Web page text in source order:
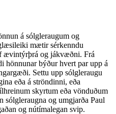
á sólgleraugum og
mætir sérkenndu
ævintýrþrá og jákvæðni. Frá
hönnunar býður hvert par upp á
Settu upp sólgleraugu
eða á ströndinni, eða
skyrtum eða vönduðum
og umgjarða Paul
og nútímalegan svip.